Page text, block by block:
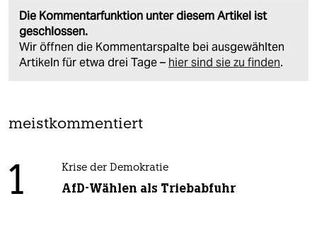
Die Kommentarfunktion unter diesem Artikel ist
geschlossen.
Wir öffnen die Kommentarspalte bei ausgewählten
Artikeln für etwa drei Tage – hier sind sie zu finden.
meistkommentiert
1 Krise der Demokratie
AfD-Wählen als Triebabfuhr